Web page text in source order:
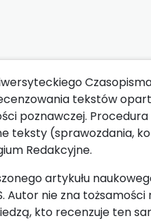
tekstów
poznawczej.
teksty (sprawozdania,
Redakcyjne.
artykułu
Autor nie zna
kto recenzuje ten